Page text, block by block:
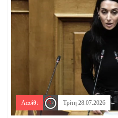
Λασίθι Τρίτη 28.07.2026